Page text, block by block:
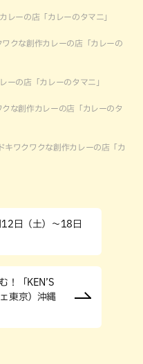
レーの店「カレーのタマニ」
ワクな創作カレーの店「カレーの
ーの店「カレーのタマニ」
クな創作カレーの店「カレーのタ
キワクワクな創作カレーの店「カ
日（土）～18日
！「KEN’S
東京）沖縄